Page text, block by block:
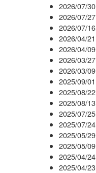
2026/07/30
2026/07/27
2026/07/16
2026/04/21
2026/04/09
2026/03/27
2026/03/09
2025/09/01
2025/08/22
2025/08/13
2025/07/25
2025/07/24
2025/05/29
2025/05/09
2025/04/24
2025/04/23